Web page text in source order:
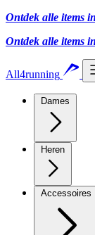
Ontdek alle items
Ontdek alle items
All4running
Dames
Heren
Accessoires